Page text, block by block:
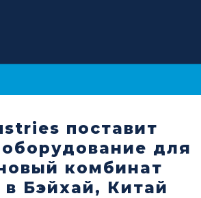
поставит
для
комбинат
в Бэйхай, Китай